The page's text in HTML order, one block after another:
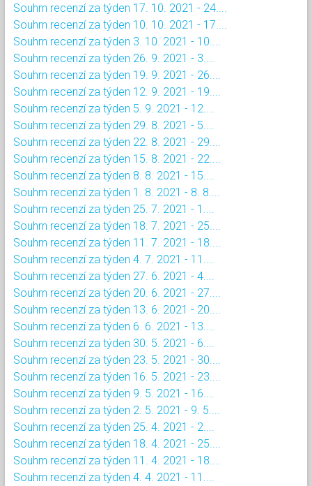
Souhrn recenzí za týden 17. 10. 2021 - 24....
Souhrn recenzí za týden 10. 10. 2021 - 17....
Souhrn recenzí za týden 3. 10. 2021 - 10....
Souhrn recenzí za týden 26. 9. 2021 - 3....
Souhrn recenzí za týden 19. 9. 2021 - 26....
Souhrn recenzí za týden 12. 9. 2021 - 19....
Souhrn recenzí za týden 5. 9. 2021 - 12....
Souhrn recenzí za týden 29. 8. 2021 - 5....
Souhrn recenzí za týden 22. 8. 2021 - 29....
Souhrn recenzí za týden 15. 8. 2021 - 22....
Souhrn recenzí za týden 8. 8. 2021 - 15....
Souhrn recenzí za týden 1. 8. 2021 - 8. 8....
Souhrn recenzí za týden 25. 7. 2021 - 1....
Souhrn recenzí za týden 18. 7. 2021 - 25....
Souhrn recenzí za týden 11. 7. 2021 - 18....
Souhrn recenzí za týden 4. 7. 2021 - 11....
Souhrn recenzí za týden 27. 6. 2021 - 4....
Souhrn recenzí za týden 20. 6. 2021 - 27....
Souhrn recenzí za týden 13. 6. 2021 - 20....
Souhrn recenzí za týden 6. 6. 2021 - 13....
Souhrn recenzí za týden 30. 5. 2021 - 6....
Souhrn recenzí za týden 23. 5. 2021 - 30....
Souhrn recenzí za týden 16. 5. 2021 - 23....
Souhrn recenzí za týden 9. 5. 2021 - 16....
Souhrn recenzí za týden 2. 5. 2021 - 9. 5....
Souhrn recenzí za týden 25. 4. 2021 - 2....
Souhrn recenzí za týden 18. 4. 2021 - 25....
Souhrn recenzí za týden 11. 4. 2021 - 18....
Souhrn recenzí za týden 4. 4. 2021 - 11....